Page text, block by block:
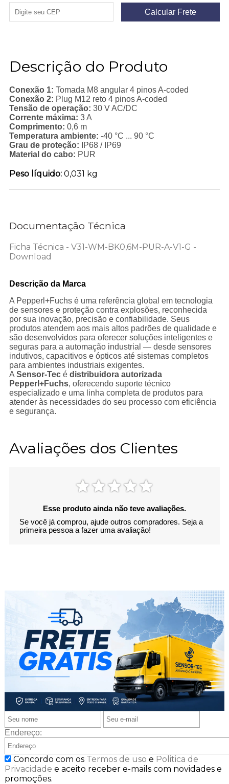
Descrição do Produto
Conexão 1: Tomada M8 angular 4 pinos A-coded
Conexão 2: Plug M12 reto 4 pinos A-coded
Tensão de operação: 30 V AC/DC
Corrente máxima: 3 A
Comprimento: 0,6 m
Temperatura ambiente: -40 °C ... 90 °C
Grau de proteção: IP68 / IP69
Material do cabo: PUR
Peso líquido: 0,031 kg
Documentação Técnica
Ficha Técnica - V31-WM-BK0,6M-PUR-A-V1-G -
Download
Descrição da Marca
A Pepperl+Fuchs é uma referência global em tecnologia
de sensores e proteção contra explosões, reconhecida
por sua inovação, precisão e confiabilidade. Seus
produtos atendem aos mais altos padrões de qualidade e
são desenvolvidos para oferecer soluções inteligentes e
seguras para a automação industrial — desde sensores
indutivos, capacitivos e ópticos até sistemas completos
para ambientes industriais exigentes.
A Sensor-Tecé distribuidora autorizada
Pepperl+Fuchs, oferecendo suporte técnico
especializado e uma linha completa de produtos para
atender às necessidades do seu processo com eficiência
e segurança.
Avaliações dos Clientes
Esse produto ainda não teve avaliações.
Se você já comprou, ajude outros compradores. Seja a
primeira pessoa a fazer uma avaliação!
Endereço:
Concordo com os Termos de uso e Politica de
Privacidade e aceito receber e-mails com novidades e
promoções.